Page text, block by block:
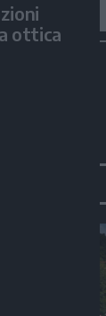
ottica